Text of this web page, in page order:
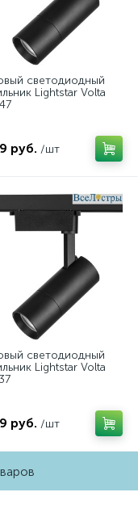
светодиодный
Lightstar Volta
руб. /шт
светодиодный
Lightstar Volta
руб. /шт